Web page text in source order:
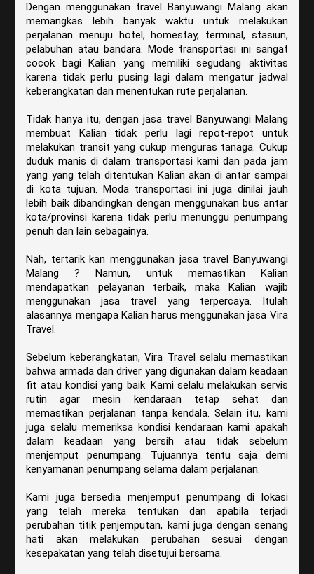
Dengan menggunakan travel Banyuwangi Malang akan
memangkas lebih banyak waktu untuk melakukan
perjalanan menuju hotel, homestay, terminal, stasiun,
pelabuhan atau bandara. Mode transportasi ini sangat
cocok bagi Kalian yang memiliki segudang aktivitas
karena tidak perlu pusing lagi dalam mengatur jadwal
keberangkatan dan menentukan rute perjalanan.
Tidak hanya itu, dengan jasa travel Banyuwangi Malang
membuat Kalian tidak perlu lagi repot-repot untuk
melakukan transit yang cukup menguras tanaga. Cukup
duduk manis di dalam transportasi kami dan pada jam
yang yang telah ditentukan Kalian akan di antar sampai
di kota tujuan. Moda transportasi ini juga dinilai jauh
lebih baik dibandingkan dengan menggunakan bus antar
kota/provinsi karena tidak perlu menunggu penumpang
penuh dan lain sebagainya.
Nah, tertarik kan menggunakan jasa travel Banyuwangi
Malang ? Namun, untuk memastikan Kalian
mendapatkan pelayanan terbaik, maka Kalian wajib
menggunakan jasa travel yang terpercaya. Itulah
alasannya mengapa Kalian harus menggunakan jasa Vira
Travel.
Sebelum keberangkatan, Vira Travel selalu memastikan
bahwa armada dan driver yang digunakan dalam keadaan
fit atau kondisi yang baik. Kami selalu melakukan servis
rutin agar mesin kendaraan tetap sehat dan
memastikan perjalanan tanpa kendala. Selain itu, kami
juga selalu memeriksa kondisi kendaraan kami apakah
dalam keadaan yang bersih atau tidak sebelum
menjemput penumpang. Tujuannya tentu saja demi
kenyamanan penumpang selama dalam perjalanan.
Kami juga bersedia menjemput penumpang di lokasi
yang telah mereka tentukan dan apabila terjadi
perubahan titik penjemputan, kami juga dengan senang
hati akan melakukan perubahan sesuai dengan
kesepakatan yang telah disetujui bersama.